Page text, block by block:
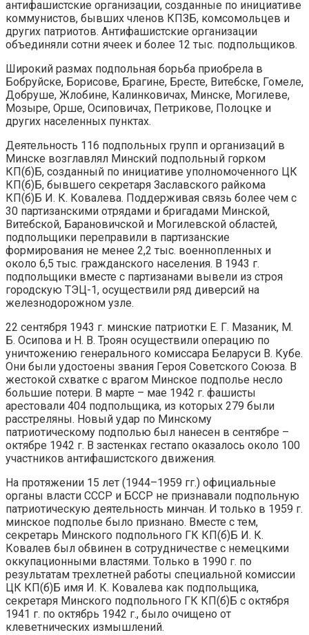
антифашистские организации, созданные по инициативе
коммунистов, бывших членов КПЗБ, комсомольцев и
других патриотов. Антифашистские организации
объединяли сотни ячеек и более 12 тыс. подпольщиков.
Широкий размах подпольная борьба приобрела в
Бобруйске, Борисове, Брагине, Бресте, Витебске, Гомеле,
Добруше, Жлобине, Калинковичах, Минске, Могилеве,
Мозыре, Орше, Осиповичах, Петрикове, Полоцке и
других населенных пунктах.
Деятельность 116 подпольных групп и организаций в
Минске возглавлял Минский подпольный горком
КП(б)Б, созданный по инициативе уполномоченного ЦК
КП(б)Б, бывшего секретаря Заславского райкома
КП(б)Б И. К. Ковалева. Поддерживая связь более чем с
30 партизанскими отрядами и бригадами Минской,
Витебской, Барановичской и Могилевской областей,
подпольщики переправили в партизанские
формирования не менее 2,2 тыс. военнопленных и
около 6,5 тыс. гражданского населения. В 1943 г.
подпольщики вместе с партизанами вывели из строя
городскую ТЭЦ-1, осуществили ряд диверсий на
железнодорожном узле.
22 сентября 1943 г. минские патриотки Е. Г. Мазаник, М.
Б. Осипова и Н. В. Троян осуществили операцию по
уничтожению генерального комиссара Беларуси В. Кубе.
Они были удостоены звания Героя Советского Союза. В
жестокой схватке с врагом Минское подполье несло
большие потери. В марте – мае 1942 г. фашисты
арестовали 404 подпольщика, из которых 279 были
расстреляны. Новый удар по Минскому
патриотическому подполью был нанесен в сентябре –
октябре 1942 г. В застенках гестапо оказалось около 100
участников антифашистского движения.
На протяжении 15 лет (1944–1959 гг.) официальные
органы власти СССР и БССР не признавали подпольную
патриотическую деятельность минчан. И только в 1959 г.
минское подполье было признано. Вместе с тем,
секретарь Минского подпольного ГК КП(б)Б И. К.
Ковалев был обвинен в сотрудничестве с немецкими
оккупационными властями. Только в 1990 г. по
результатам трехлетней работы специальной комиссии
ЦК КП(б)Б имя И. К. Ковалева как подпольщика,
секретаря Минского подпольного ГК КП(б)Б с октября
1941 г. по октябрь 1942 г., было очищено от
клеветнических измышлений.